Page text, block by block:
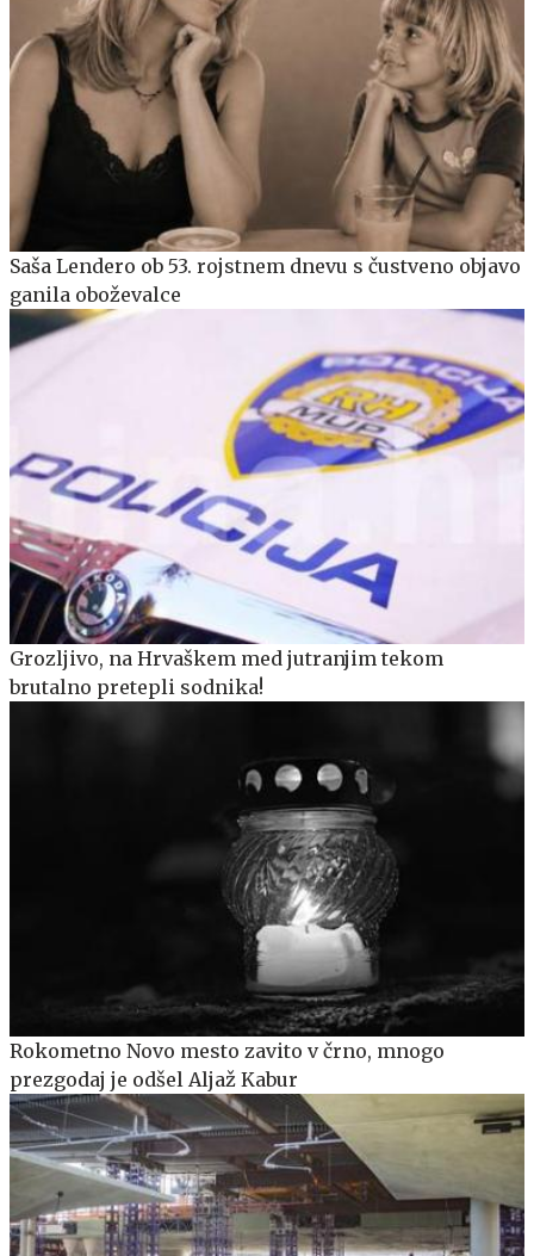
Saša Lendero ob 53. rojstnem dnevu s čustveno objavo
ganila oboževalce
Grozljivo, na Hrvaškem med jutranjim tekom
brutalno pretepli sodnika!
Rokometno Novo mesto zavito v črno, mnogo
prezgodaj je odšel Aljaž Kabur